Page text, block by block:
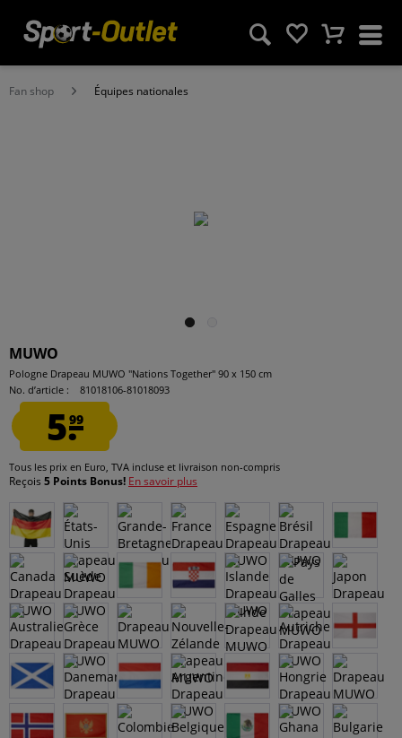
Fan shop Équipes nationales
MUWO
Pologne Drapeau MUWO "Nations Together" 90 x 150 cm
No. d’article :
81018106-81018093
5.99
Tous les prix en Euro, TVA incluse et livraison non-compris
Reçois 5 Points Bonus! En savoir plus